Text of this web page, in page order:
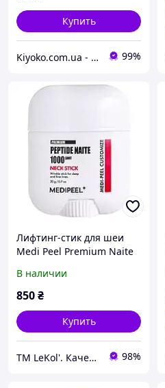
Купить
Kiyoko.com.ua - магазин товаров из Японии и Южной Кореи. 99%
Лифтинг-стик для шеи
Medi Peel Premium Naite
В наличии
850₴
Купить
TM LeKol'. Качественная одежда для дома, сна и прогулок по доступным ценам. Опт и Розница. 98%